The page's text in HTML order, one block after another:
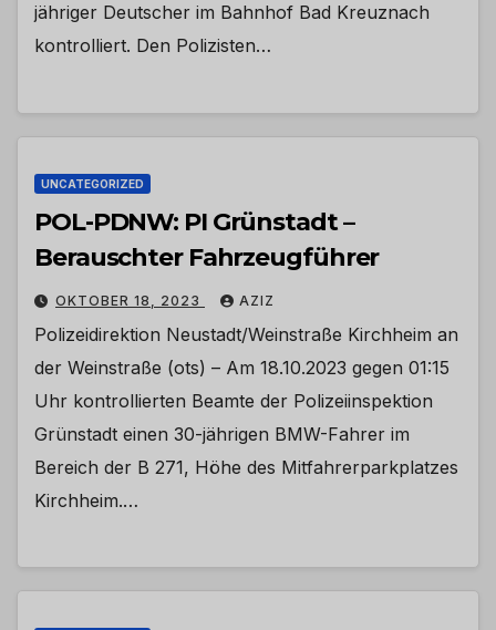
jähriger Deutscher im Bahnhof Bad Kreuznach
kontrolliert. Den Polizisten…
UNCATEGORIZED
POL-PDNW: PI Grünstadt –
Berauschter Fahrzeugführer
OKTOBER 18, 2023 AZIZ
Polizeidirektion Neustadt/Weinstraße Kirchheim an
der Weinstraße (ots) – Am 18.10.2023 gegen 01:15
Uhr kontrollierten Beamte der Polizeiinspektion
Grünstadt einen 30-jährigen BMW-Fahrer im
Bereich der B 271, Höhe des Mitfahrerparkplatzes
Kirchheim.…